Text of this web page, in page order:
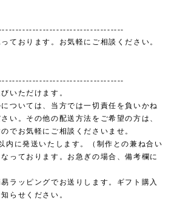
ております。お気軽にご相談ください。
いただけます。
ついては、当方では一切責任を負いかね
い。その他の配送方法をご希望の方は、
でお気軽にご相談くださいませ。
内に発送いたします。（制作との兼ね合い
っております。お急ぎの場合、備考欄に
ラッピングでお送りします。ギフト購入
らせください。